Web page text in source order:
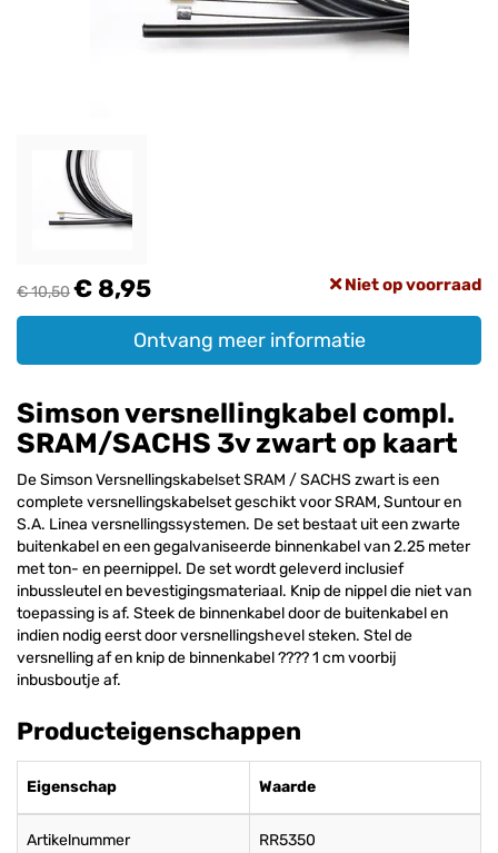
€ 10,50€ 8,95 Niet op voorraad
Ontvang meer informatie
Simson versnellingkabel compl.
SRAM/SACHS 3v zwart op kaart
De Simson Versnellingskabelset SRAM / SACHS zwart is een
complete versnellingskabelset geschikt voor SRAM, Suntour en
S.A. Linea versnellingssystemen. De set bestaat uit een zwarte
buitenkabel en een gegalvaniseerde binnenkabel van 2.25 meter
met ton- en peernippel. De set wordt geleverd inclusief
inbussleutel en bevestigingsmateriaal. Knip de nippel die niet van
toepassing is af. Steek de binnenkabel door de buitenkabel en
indien nodig eerst door versnellingshevel steken. Stel de
versnelling af en knip de binnenkabel ???? 1 cm voorbij
inbusboutje af.
Producteigenschappen
Eigenschap Waarde
Artikelnummer RR5350